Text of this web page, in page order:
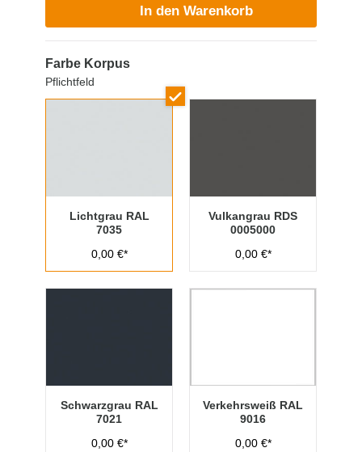
In den Warenkorb
Farbe Korpus
Pflichtfeld
Lichtgrau RAL
7035
0,00 €*
Vulkangrau RDS
0005000
0,00 €*
Schwarzgrau RAL
7021
0,00 €*
Verkehrsweiß RAL
9016
0,00 €*